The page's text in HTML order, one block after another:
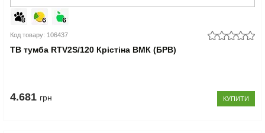
Код товару: 106437
ТВ тумба RTV2S/120 Крістіна ВМК (БРВ)
4.681 грн КУПИТИ